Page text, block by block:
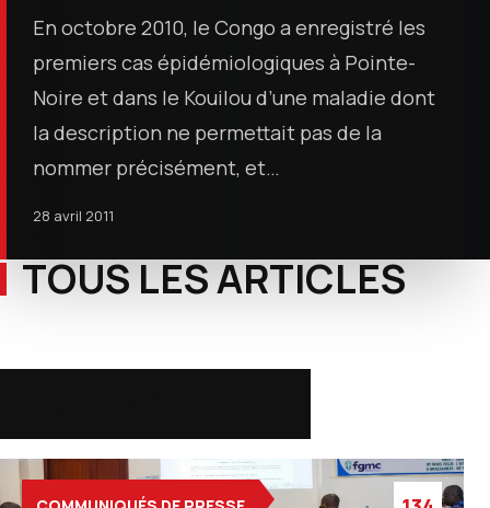
En octobre 2010, le Congo a enregistré les
premiers cas épidémiologiques à Pointe-
Noire et dans le Kouilou d’une maladie dont
la description ne permettait pas de la
nommer précisément, et…
28 avril 2011
TOUS LES ARTICLES